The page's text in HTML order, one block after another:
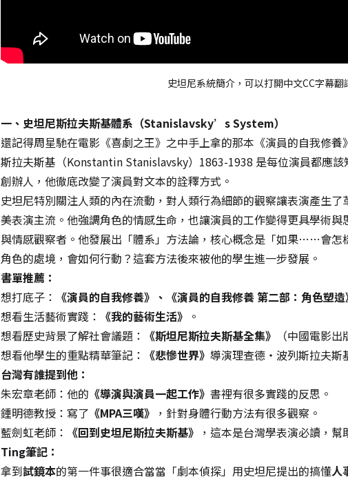
史坦尼系統簡介，可以打開中文CC字幕翻
一、史坦尼斯拉夫斯基體系（Stanislavsky’s System）
還記得周星馳在電影《喜劇之王》之中手上拿的那本《演員的自我修
斯拉夫斯基（Konstantin Stanislavsky）1863-1938 是每位演員都應
創辦人，他徹底改變了演員對文本的詮釋方式。
史坦尼特別關注人類的內在流動，對人類行為細節的觀察讓表演產生
美表演主流。他強調角色的情感生命，也讓演員的工作變得更具學術
與情感觀察者。他發展出「體系」方法論，核心概念是「如果……會怎
角色的處境，會如何行動？這套方法後來被他的學生進一步發展。
書單推薦：
想打底子： 《演員的自我修養》、《演員的自我修養 第二部：角色塑
想看生活藝術實踐： 《我的藝術生活》 。
想看歷史背景了解社會議題： 《斯坦尼斯拉夫斯基全集》
（中國電影出
想看他學生的重點精華筆記： 《悲慘世界》 導演理查德‧波列斯拉夫斯
台灣有誰提到他：
朱宏章老師：他的 《導演與演員一起工作》 書裡有很多實踐的反思。
鍾明德教授：寫了 《MPA三嘆》 ，針對身體行動方法有很多觀察。
藍劍虹老師： 《回到史坦尼斯拉夫斯基》 ，這本是台灣學表演必讀，
Ting筆記：
拿到試鏡本的第一件事很適合當當「劇本偵探」用史坦尼提出的搞懂人